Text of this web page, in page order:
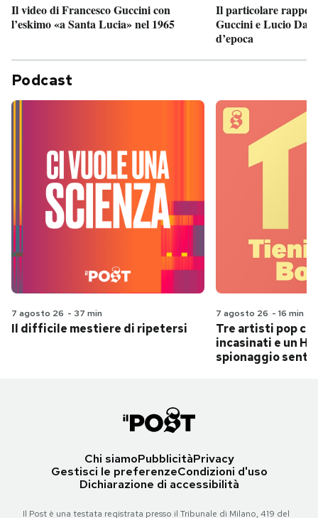
Il video di Francesco Guccini con
l’eskimo «a Santa Lucia» nel 1965
Il particolare
Guccini e Lucio
d’epoca
Podcast
7 agosto 26 - 37 min
Il difficile mestiere di ripetersi
7 agosto 26 - 16 min
Tre artisti pop
incasinati e un
spionaggio
Chi siamoPubblicitàPrivacy
Gestisci le preferenzeCondizioni d'uso
Dichiarazione di accessibilità
Il Post è una testata registrata presso il Tribunale di Milano, 419 del